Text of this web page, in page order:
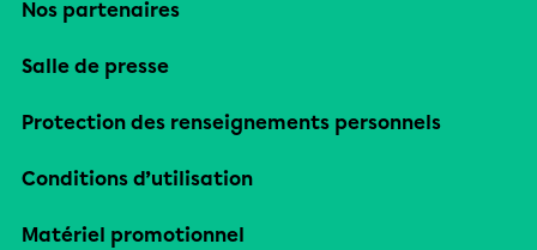
Nos partenaires
Salle de presse
Protection des renseignements personnels
Conditions d’utilisation
Matériel promotionnel